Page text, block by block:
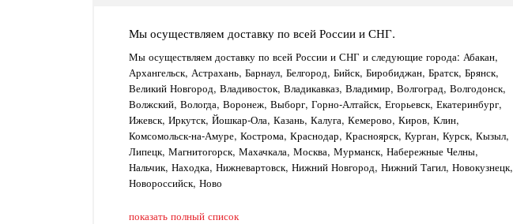
Мы осуществляем доставку по всей России и СНГ.
Мы осуществляем доставку по всей России и СНГ и следующие города: Абакан,
Архангельск, Астрахань, Барнаул, Белгород, Бийск, Биробиджан, Братск, Брянск,
Великий Новгород, Владивосток, Владикавказ, Владимир, Волгоград, Волгодонск,
Волжский, Вологда, Воронеж, Выборг, Горно-Алтайск, Егорьевск, Екатеринбург,
Ижевск, Иркутск, Йошкар-Ола, Казань, Калуга, Кемерово, Киров, Клин,
Комсомольск-на-Амуре, Кострома, Краснодар, Красноярск, Курган, Курск, Кызыл,
Липецк, Магнитогорск, Махачкала, Москва, Мурманск, Набережные Челны,
Нальчик, Находка, Нижневартовск, Нижний Новгород, Нижний Тагил, Новокузнецк,
Новороссийск, Ново
показать полный список